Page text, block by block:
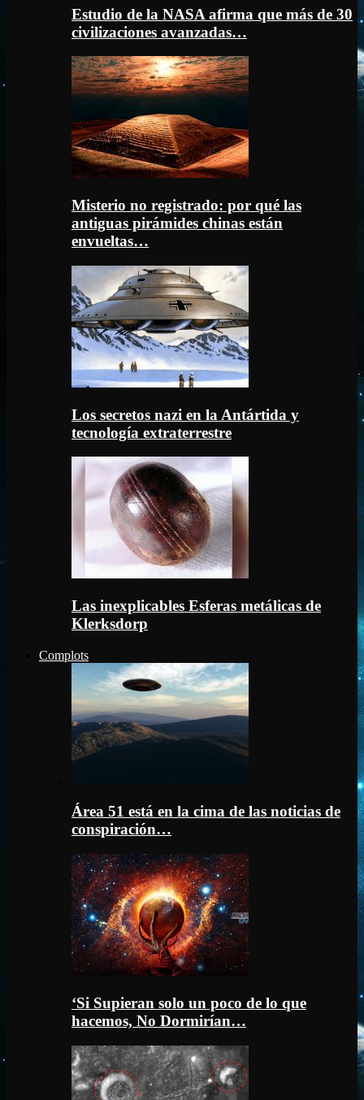
Estudio de la NASA afirma que más de 30
civilizaciones avanzadas…
Misterio no registrado: por qué las
antiguas pirámides chinas están
envueltas…
Los secretos nazi en la Antártida y
tecnología extraterrestre
Las inexplicables Esferas metálicas de
Klerksdorp
Complots
Área 51 está en la cima de las noticias de
conspiración…
‘Si Supieran solo un poco de lo que
hacemos, No Dormirían…